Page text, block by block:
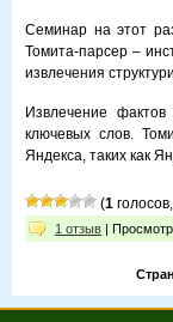
Семинар на этот
Томита-парсер –
извлечения
Извлечение
ключевых слов.
Яндекса, таких как
(1
1 отзыв |